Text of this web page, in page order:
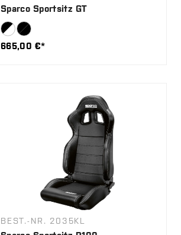
Sparco Sportsitz GT
665,00 €*
BEST.-NR. 2035KL